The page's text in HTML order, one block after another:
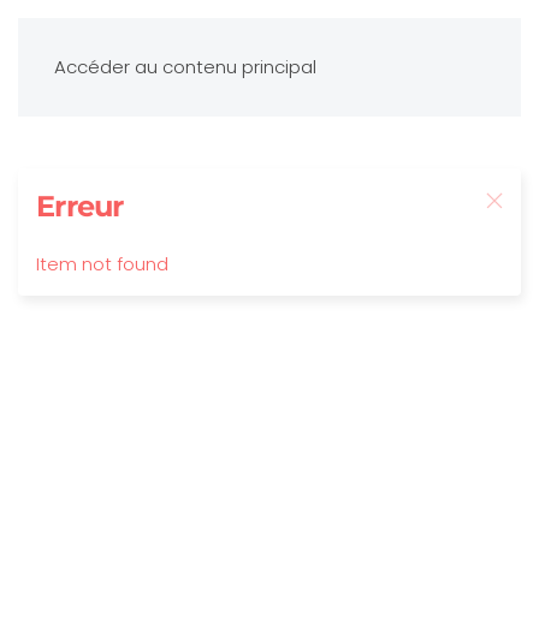
Accéder au contenu principal
Erreur
Item not found